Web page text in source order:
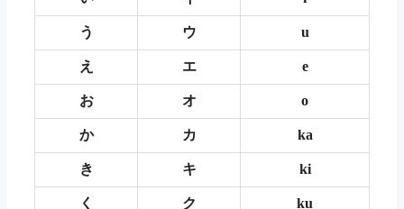
う ウ u
え エ e
お オ o
か カ ka
き キ ki
く ク ku